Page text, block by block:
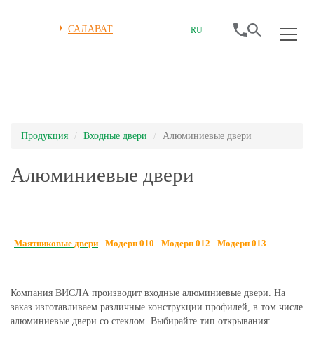
САЛАВАТ RU
Продукция Входные двери Алюминиевые двери
Алюминиевые двери
Маятниковые двери Модерн 010 Модерн 012 Модерн 013
Компания ВИСЛА производит входные алюминиевые двери. На
заказ изготавливаем различные конструкции профилей, в том числе
алюминиевые двери со стеклом. Выбирайте тип открывания: